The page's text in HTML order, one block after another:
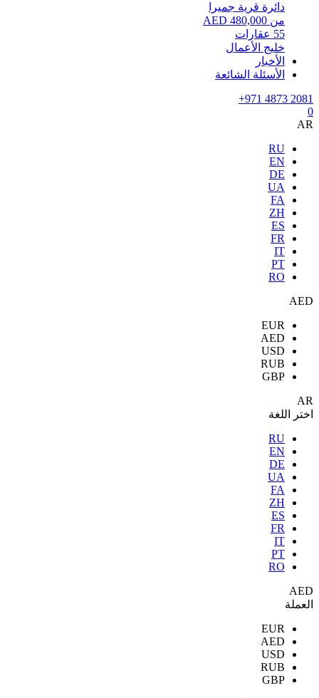
دائرة قرية جميرا
من AED 480,000
55 عقارات
خليج الأعمال
الأخبار
الأسئلة الشائعة
+971 4873 2081
0
AR
RU
EN
DE
UA
FA
ZH
ES
FR
IT
PT
RO
AED
EUR
AED
USD
RUB
GBP
AR
اختر اللغة
RU
EN
DE
UA
FA
ZH
ES
FR
IT
PT
RO
AED
العملة
EUR
AED
USD
RUB
GBP